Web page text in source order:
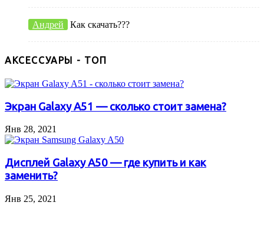
Андрей Как скачать???
АКСЕССУАРЫ - ТОП
Экран Galaxy A51 — сколько стоит замена?
Янв 28, 2021
Дисплей Galaxy A50 — где купить и как
заменить?
Янв 25, 2021